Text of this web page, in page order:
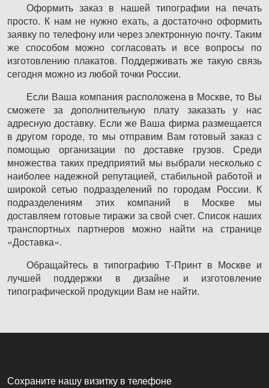
Оформить заказ в нашей типографии на печать
просто. К нам не нужно ехать, а достаточно оформить
заявку по телефону или через электронную почту. Таким
же способом можно согласовать и все вопросы по
изготовлению плакатов. Поддерживать же такую связь
сегодня можно из любой точки России.
Если Ваша компания расположена в Москве, то Вы
сможете за дополнительную плату заказать у нас
адресную доставку. Если же Ваша фирма размещается
в другом городе, то мы отправим Вам готовый заказ с
помощью организации по доставке грузов. Среди
множества таких предприятий мы выбрали несколько с
наиболее надежной репутацией, стабильной работой и
широкой сетью подразделений по городам России. К
подразделениям этих компаний в Москве мы
доставляем готовые тиражи за свой счет. Список наших
транспортных партнеров можно найти на странице
«Доставка».
Обращайтесь в типографию Т-Принт в Москве и
лучшей поддержки в дизайне и изготовление
типографической продукции Вам не найти.
Сохраните нашу визитку в телефоне